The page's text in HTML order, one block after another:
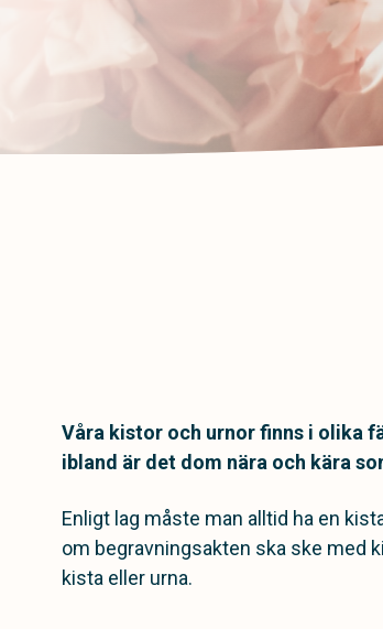
Våra kistor och urnor finns i olika
ibland är det dom nära och kära
Enligt lag måste man alltid ha en
om begravningsakten ska ske med
kista eller urna.